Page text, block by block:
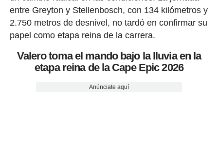
entre Greyton y Stellenbosch, con 134 kilómetros y
2.750 metros de desnivel, no tardó en confirmar su
papel como etapa reina de la carrera.
Valero toma el mando bajo la lluvia en la
etapa reina de la Cape Epic 2026
Anúnciate aquí